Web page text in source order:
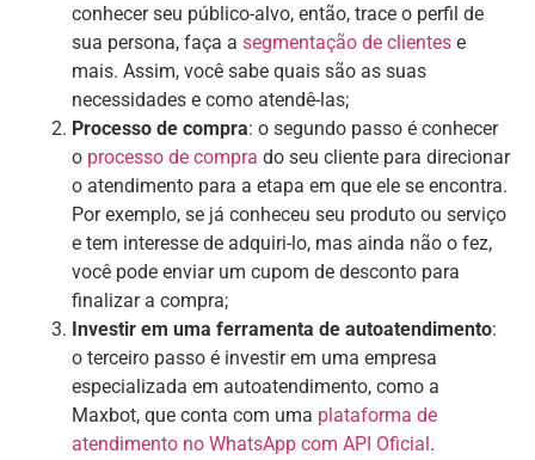
conhecer seu público-alvo, então, trace o perfil de
sua persona, faça a segmentação de clientes e
mais. Assim, você sabe quais são as suas
necessidades e como atendê-las;
Processo de compra: o segundo passo é conhecer
o processo de compra do seu cliente para direcionar
o atendimento para a etapa em que ele se encontra.
Por exemplo, se já conheceu seu produto ou serviço
e tem interesse de adquiri-lo, mas ainda não o fez,
você pode enviar um cupom de desconto para
finalizar a compra;
Investir em uma ferramenta de autoatendimento:
o terceiro passo é investir em uma empresa
especializada em autoatendimento, como a
Maxbot, que conta com uma plataforma de
atendimento no WhatsApp com API Oficial .